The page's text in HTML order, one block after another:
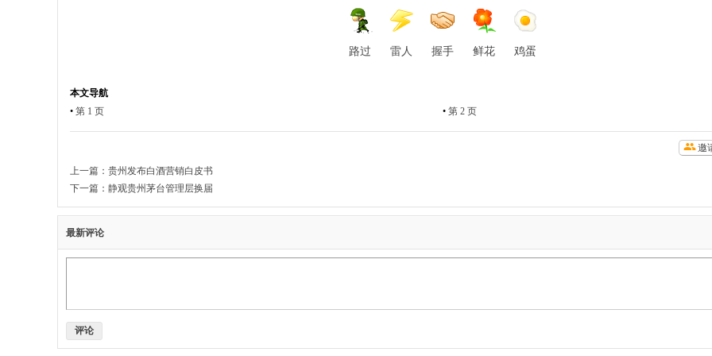
路过 雷人 握手 鲜花 鸡蛋
本文导航
• 第 1 页 • 第 2 页
邀
上一篇： 贵州发布白酒营销白皮书
下一篇： 静观贵州茅台管理层换届
最新评论
评论